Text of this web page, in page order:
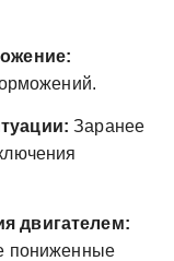
Заранее
двигателем:
пониженные